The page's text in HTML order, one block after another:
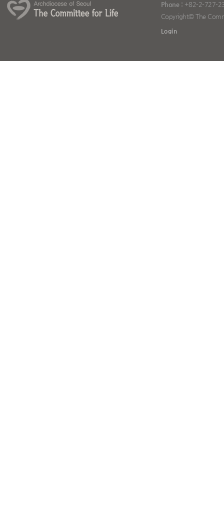
Phone : +82-2-727-
Copyright© The
Login